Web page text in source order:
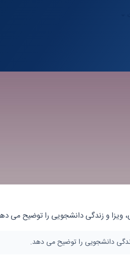
ویزا و زندگی دانشجویی را توضیح می
زندگی دانشجویی را توضیح می دهد.